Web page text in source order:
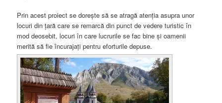
Prin acest proiect se dorește să se atragă atenția asupra unor
locuri din țară care se remarcă din punct de vedere turistic în
mod deosebit, locuri în care lucrurile se fac bine și oamenii
merită să fie încurajați pentru eforturile depuse.